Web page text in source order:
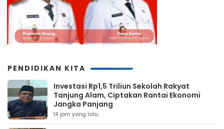
PENDIDIKAN KITA
Investasi Rp1,5 Triliun Sekolah Rakyat
Tanjung Alam, Ciptakan Rantai Ekonomi
Jangka Panjang
14 jam yang lalu